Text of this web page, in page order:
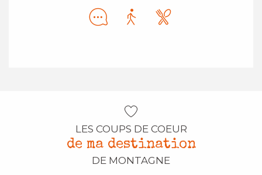
LES COUPS DE COEUR
de ma destination
DE MONTAGNE